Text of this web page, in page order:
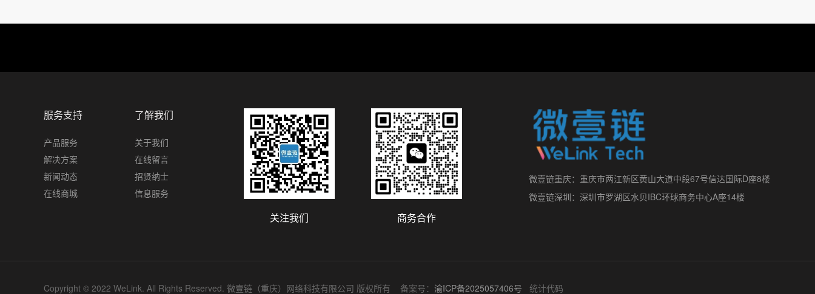
服务支持
产品服务
解决方案
新闻动态
在线商城
了解我们
关于我们
在线留言
招贤纳士
信息服务
关注我们 商务合作
微壹链重庆：重庆市两江新区黄山大道中段67号信达国际D座8楼
微壹链深圳：深圳市罗湖区水贝IBC环球商务中心A座14楼
Copyright © 2022 WeLink. All Rights Reserved. 微壹链（重庆）网络科技有限公司 版权所有 备案号： 渝ICP备2025057406号 统计代码